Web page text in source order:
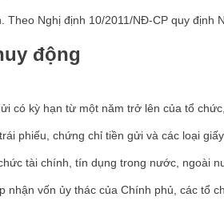
Theo Nghị định 10/2011/NĐ-CP quy định
động
có kỳ hạn từ một năm trở lên của tổ
phiếu, chứng chỉ tiền gửi và các loại
tài chính, tín dụng trong nước, ngoài
nhận vốn ủy thác của Chính phủ, các tổ